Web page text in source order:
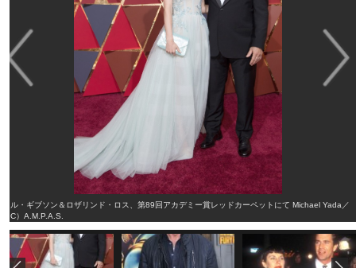
メル・ギブソン＆ロザリンド・ロス、第89回アカデミー賞レッドカーペットにて Michael Yada／
（C）A.M.P.A.S.